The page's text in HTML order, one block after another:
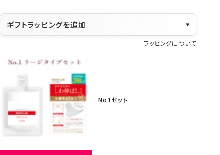
ギフトラッピングを追加 ▼
ラッピングについて
No1セット